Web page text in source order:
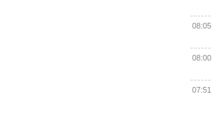
08:05
08:00
07:51